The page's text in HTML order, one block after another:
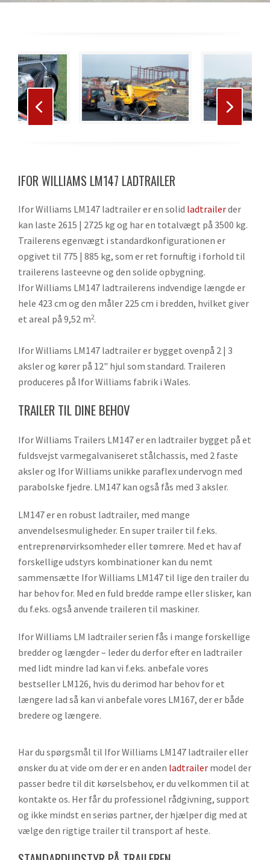
Use
the
left
and
right
access
carousel
navigation
buttons
go
the
first
slide
IFOR WILLIAMS LM147 LADTRAILER
Ifor Williams LM147 ladtrailer er en solid ladtrailerder
kan laste 2615 | 2725 kg og har en totalvægt på 3500 kg.
Trailerens egenvægt i standardkonfigurationen er
opgivet til 775 | 885 kg, som er ret fornuftig i forhold til
trailerens lasteevne og den solide opbygning.
Ifor Williams LM147 ladtrailerens indvendige længde er
hele 423 cm og den måler 225 cm i bredden, hvilket giver
et areal på 9,52 m2.
Ifor Williams LM147 ladtrailer er bygget ovenpå 2 | 3
aksler og kører på 12" hjul som standard. Traileren
produceres på Ifor Williams fabrik i Wales.
TRAILER TIL DINE BEHOV
Ifor Williams Trailers LM147 er en ladtrailer bygget på et
fuldsvejst varmegalvaniseret stålchassis, med 2 faste
aksler og Ifor Williams unikke paraflex undervogn med
parabolske fjedre. LM147 kan også fås med 3 aksler.
LM147 er en robust ladtrailer, med mange
anvendelsesmuligheder. En super trailer til f.eks.
entreprenørvirksomheder eller tømrere. Med et hav af
forskellige udstyrs kombinationer kan du nemt
sammensætte Ifor Williams LM147 til lige den trailer du
har behov for. Med en fuld bredde rampe eller slisker, kan
du f.eks. også anvende traileren til maskiner.
Ifor Williams LM ladtrailer serien fås i mange forskellige
bredder og længder – leder du derfor efter en ladtrailer
med lidt mindre lad kan vi f.eks. anbefale vores
bestseller LM126, hvis du derimod har behov for et
længere lad så kan vi anbefale vores LM167, der er både
bredere og længere.
Har du spørgsmål til Ifor Williams LM147 ladtrailer eller
ønsker du at vide om der er en anden ladtrailer model der
passer bedre til dit kørselsbehov, er du velkommen til at
kontakte os. Her får du professionel rådgivning, support
og ikke mindst en seriøs partner, der hjælper dig med at
vælge den rigtige trailer til transport af heste.